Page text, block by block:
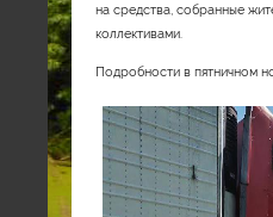
на средства, собранные
коллективами.
Подробности в пятничном